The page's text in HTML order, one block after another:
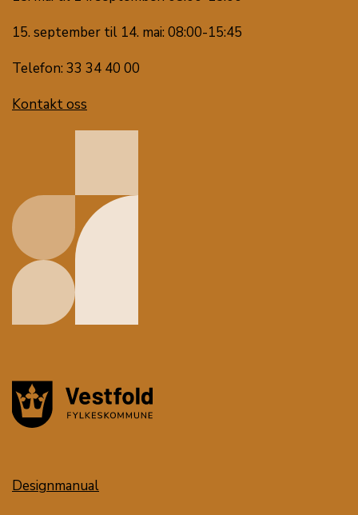
15. september til 14. mai: 08:00-15:45
Telefon: 33 34 40 00
Kontakt oss
Designmanual